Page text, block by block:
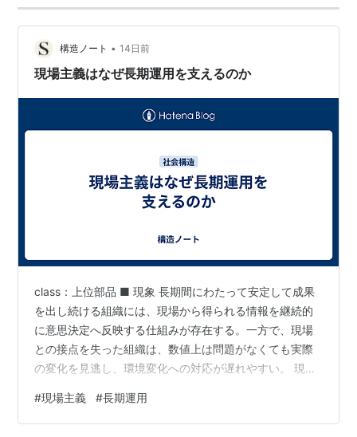
構造ノート • 14日前
現場主義はなぜ長期運用を支えるのか
class：上位部品 ■ 現象 長期間にわたって安定して成果
を出し続ける組織には、現場から得られる情報を継続的
に意思決定へ反映する仕組みが存在する。一方で、現場
との接点を失った組織は、数値上は問題がなくても実際
の変化を見逃し、環境変化への対応が遅れやすい。 現場
重要な観測点として組織運営へ組み込む設計思想であ
る。そのため長期運用では、現場主義が自己修正能力を
#現場主義 #長期運用